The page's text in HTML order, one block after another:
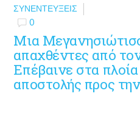
ΣΥΝΕΝΤΕΎΞΕΙΣ
0
Μια
απαχθέντες από
Επέβαινε στα πλοία
αποστολής προς